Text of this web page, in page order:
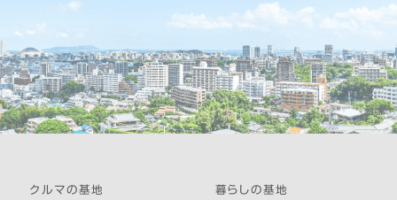
クルマの基地
暮らしの基地